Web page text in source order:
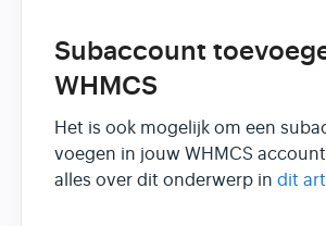
Subaccount
WHMCS
Het is ook mogelijk om een
voegen in jouw WHMCS
alles over dit onderwerp in dit